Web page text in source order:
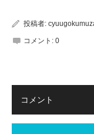
投稿者:
コメント: 0
コメント